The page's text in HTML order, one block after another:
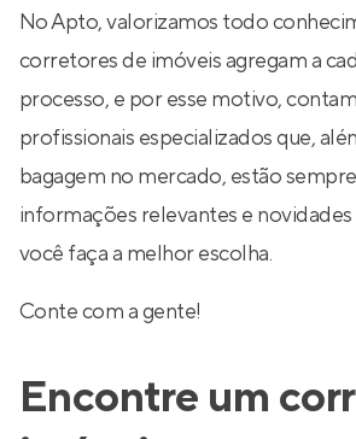
No Apto, valorizamos todo
corretores de imóveis agregam a
processo, e por esse motivo,
profissionais especializados que,
bagagem no mercado, estão
informações relevantes e
você faça a melhor escolha.
Conte com a gente!
Encontre um